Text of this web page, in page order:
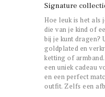
Signature
Hoe leuk is het als
die van je kind of
bij je kunt dragen?
goldplated en
ketting of
een uniek cadeau
en een perfect
outfit. Zelfs een